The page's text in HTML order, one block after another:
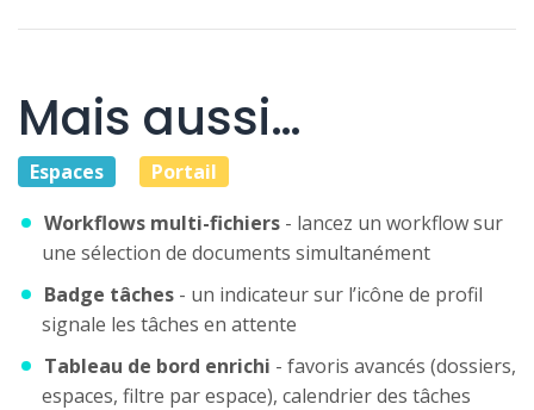
Mais aussi…
Espaces
Portail
Workflows multi-fichiers- lancez un workflow sur
une sélection de documents simultanément
Badge tâches- un indicateur sur l’icône de profil
signale les tâches en attente
Tableau de bord enrichi - favoris avancés (dossiers,
espaces, filtre par espace), calendrier des tâches